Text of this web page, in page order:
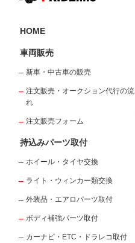
HOME
車両販売
新車・中古車の販売
注文販売・オークション代行の流
れ
注文販売フォーム
持込みパーツ取付
ホイール・タイヤ交換
ライト・ウィンカー類交換
外装品・エアロパーツ取付
ボディ補強パーツ取付
カーナビ・ETC・ドラレコ取付